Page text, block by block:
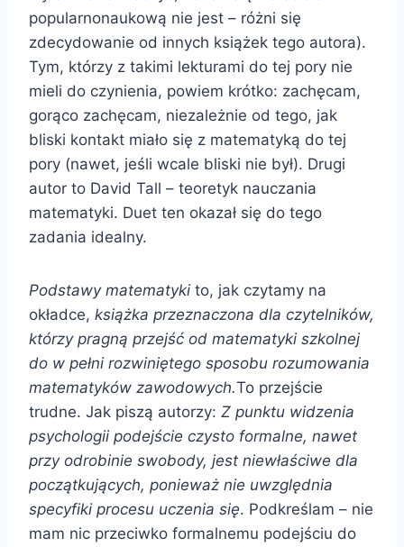
popularnonaukową nie jest – różni się
zdecydowanie od innych książek tego autora).
Tym, którzy z takimi lekturami do tej pory nie
mieli do czynienia, powiem krótko: zachęcam,
gorąco zachęcam, niezależnie od tego, jak
bliski kontakt miało się z matematyką do tej
pory (nawet, jeśli wcale bliski nie był). Drugi
autor to David Tall – teoretyk nauczania
matematyki. Duet ten okazał się do tego
zadania idealny.
Podstawy matematyki to, jak czytamy na
okładce, książka przeznaczona dla czytelników,
którzy pragną przejść od matematyki szkolnej
do w pełni rozwiniętego sposobu rozumowania
matematyków zawodowych.To przejście
trudne. Jak piszą autorzy: Z punktu widzenia
psychologii podejście czysto formalne, nawet
przy odrobinie swobody, jest niewłaściwe dla
początkujących, ponieważ nie uwzględnia
specyfiki procesu uczenia się. Podkreślam – nie
mam nic przeciwko formalnemu podejściu do